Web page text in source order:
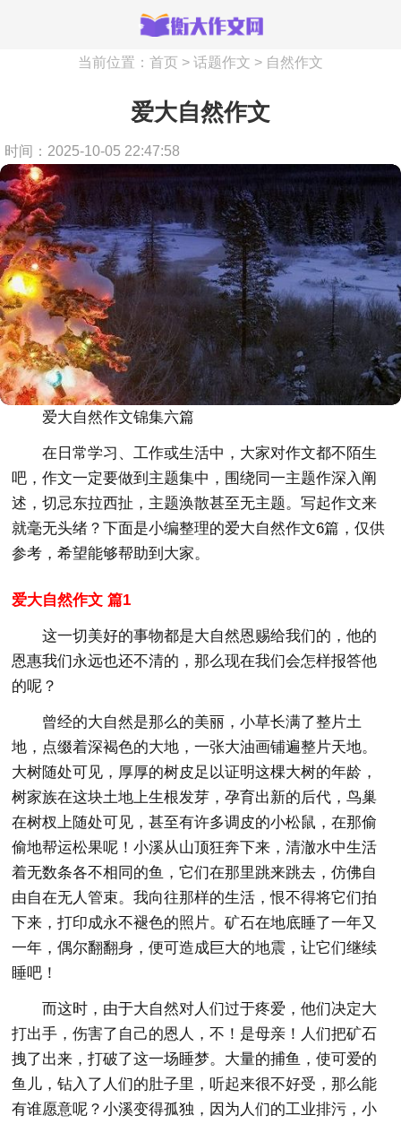
当前位置： 首页 > 话题作文 > 自然作文
爱大自然作文
时间：2025-10-05 22:47:58
爱大自然作文锦集六篇
在日常学习、工作或生活中，大家对作文都不陌生
吧，作文一定要做到主题集中，围绕同一主题作深入阐
述，切忌东拉西扯，主题涣散甚至无主题。写起作文来
就毫无头绪？下面是小编整理的爱大自然作文6篇，仅供
参考，希望能够帮助到大家。
爱大自然作文 篇1
这一切美好的事物都是大自然恩赐给我们的，他的
恩惠我们永远也还不清的，那么现在我们会怎样报答他
的呢？
曾经的大自然是那么的美丽，小草长满了整片土
地，点缀着深褐色的大地，一张大油画铺遍整片天地。
大树随处可见，厚厚的树皮足以证明这棵大树的年龄，
树家族在这块土地上生根发芽，孕育出新的后代，鸟巢
在树杈上随处可见，甚至有许多调皮的小松鼠，在那偷
偷地帮运松果呢！小溪从山顶狂奔下来，清澈水中生活
着无数条各不相同的鱼，它们在那里跳来跳去，仿佛自
由自在无人管束。我向往那样的生活，恨不得将它们拍
下来，打印成永不褪色的照片。矿石在地底睡了一年又
一年，偶尔翻翻身，便可造成巨大的地震，让它们继续
睡吧！
而这时，由于大自然对人们过于疼爱，他们决定大
打出手，伤害了自己的恩人，不！是母亲！人们把矿石
拽了出来，打破了这一场睡梦。大量的捕鱼，使可爱的
鱼儿，钻入了人们的肚子里，听起来很不好受，那么能
有谁愿意呢？小溪变得孤独，因为人们的工业排污，小